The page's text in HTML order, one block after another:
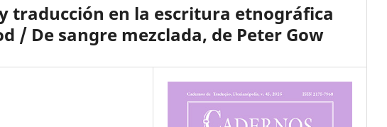
traducción en la escritura etnográfica
/ De sangre mezclada, de Peter Gow